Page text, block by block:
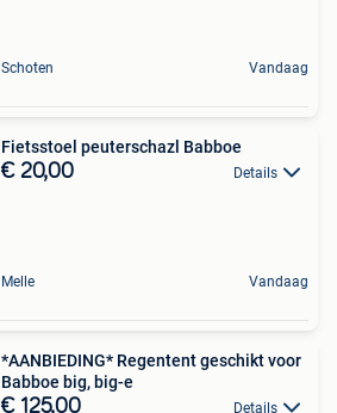
Schoten Vandaag
Fietsstoel peuterschazl Babboe
€ 20,00 Details
Melle Vandaag
*AANBIEDING* Regentent geschikt voor
Babboe big, big-e
€ 125,00 Details